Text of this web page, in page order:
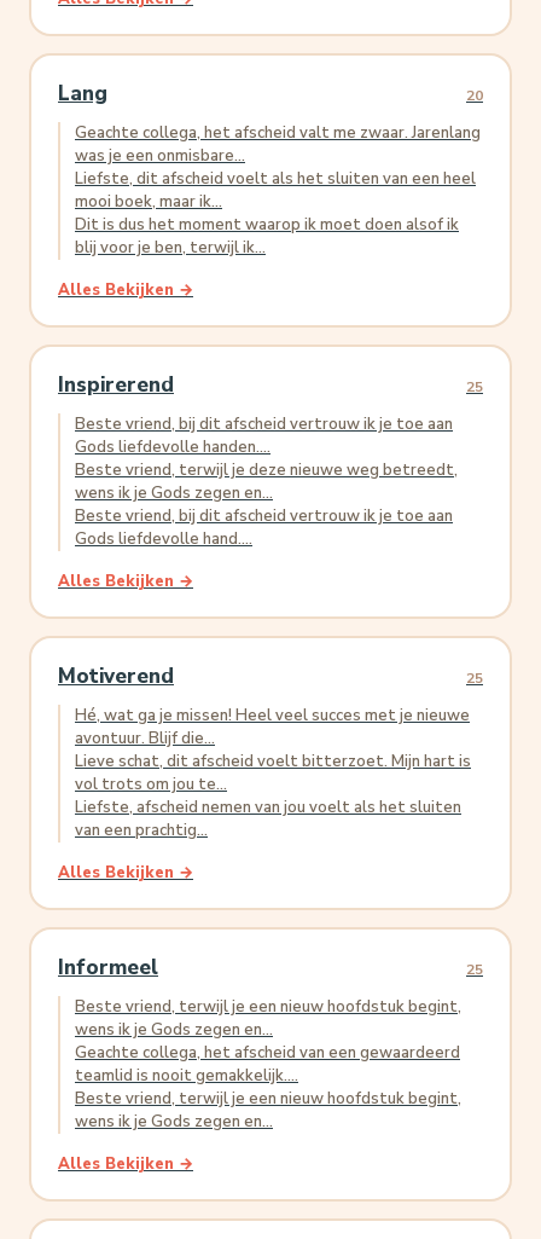
Lang 20
Geachte collega, het afscheid valt me zwaar. Jarenlang
was je een onmisbare...
Liefste, dit afscheid voelt als het sluiten van een heel
mooi boek, maar ik...
Dit is dus het moment waarop ik moet doen alsof ik
blij voor je ben, terwijl ik...
Alles Bekijken →
Inspirerend 25
Beste vriend, bij dit afscheid vertrouw ik je toe aan
Gods liefdevolle handen....
Beste vriend, terwijl je deze nieuwe weg betreedt,
wens ik je Gods zegen en...
Beste vriend, bij dit afscheid vertrouw ik je toe aan
Gods liefdevolle hand....
Alles Bekijken →
Motiverend 25
Hé, wat ga je missen! Heel veel succes met je nieuwe
avontuur. Blijf die...
Lieve schat, dit afscheid voelt bitterzoet. Mijn hart is
vol trots om jou te...
Liefste, afscheid nemen van jou voelt als het sluiten
van een prachtig...
Alles Bekijken →
Informeel 25
Beste vriend, terwijl je een nieuw hoofdstuk begint,
wens ik je Gods zegen en...
Geachte collega, het afscheid van een gewaardeerd
teamlid is nooit gemakkelijk....
Beste vriend, terwijl je een nieuw hoofdstuk begint,
wens ik je Gods zegen en...
Alles Bekijken →